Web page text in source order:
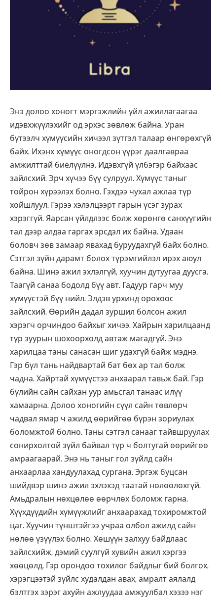
Энэ долоо хоногт мэргэжлийн үйл ажиллагаагаа
идэвхжүүлэхийг од эрхэс зөвлөж байна. Уран
бүтээлч хүмүүсийн хичээл зүтгэл талаар өнгөрөхгүй
байх. Ихэнх хүмүүс оногдсон үүрэг даалгавраа
амжилттай биелүүлнэ. Идэвхгүй үлбэгэр байхаас
зайлсхий. Эрч хүчээ бүү сулруул. Хүмүүс таныг
тойрон хүрээлэх болно. Гэхдээ чухал ажлаа түр
хойшлуул. Гэрээ хэлэлцээрт гарын үсэг зурах
хэрэггүй. Яарсан үйлдлээс болж хөрөнгө санхүүгийн
тал дээр алдаа гаргах эрсдэл их байна. Удаан
боловч зөв замаар явахад буруудахгүй байх болно.
Сэтгэл зүйн дарамт болох түрэмгийлэл ирэх аюул
байна. Шинэ ажил эхлэлгүй, хуучин дутуугаа дуусга.
Таагүй санаа бодолд бүү авт. Гадуур гарч муу
хүмүүстэй бүү нийл. Элдэв урхинд орохоос
зайлсхий. Өөрийн дадал зуршил болсон ажил
хэрэгч орчиндоо байхыг хичээ. Хайрын харилцаанд
түр зуурын шохоорхолд автаж магадгүй. Энэ
харилцаа таны санасан шиг удахгүй байж мэднэ.
Гэр бүл тань найдвартай бат бөх ар тал болж
чадна. Хайртай хүмүүстээ анхаарал тавьж бай. Гэр
бүлийн сайн сайхан уур амьсгал танаас илүү
хамаарна. Долоо хоногийн сүүл сайн төвлөрч
чадвал ямар ч ажилд өөрийгөө бүрэн зориулах
боломжтой болно. Таны сэтгэл санааг тайвшруулах
сонирхолтой зүйл байвал түр ч болтугай өөрийгөө
амраагаарай. Энэ нь таныг гол зүйлд сайн
анхаарлаа хандуулахад сургана. Эргэж буцсан
шийдвэр шинэ ажил эхлэхэд таатай нөлөөлөхгүй.
Амьдралын нөхцөлөө өөрчлөх боломж гарна.
Хүүхдүүдийн хүмүүжлийг анхаарахад тохиромжтой
цаг. Хуучин түнштэйгээ учраа олбол ажилд сайн
нөлөө үзүүлэх болно. Хөшүүн залхуу байдлаас
зайлсхийж, дэмий суулгүй хувийн ажил хэргээ
хөөцөлд. Гэр орондоо тохилог байдлыг бий болгох,
хэрэгцээтэй зүйлс худалдан авах, амралт аялалд
бэлтгэх зэрэг ахуйн ажлуудаа амжуулбал хэзээ нэг